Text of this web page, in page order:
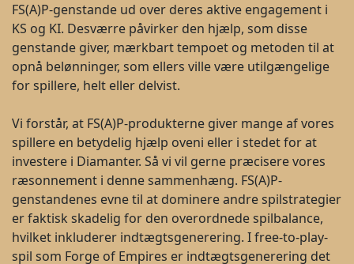
FS(A)P-genstande ud over deres aktive engagement i
KS og KI. Desværre påvirker den hjælp, som disse
genstande giver, mærkbart tempoet og metoden til at
opnå belønninger, som ellers ville være utilgængelige
for spillere, helt eller delvist.
Vi forstår, at FS(A)P-produkterne giver mange af vores
spillere en betydelig hjælp oveni eller i stedet for at
investere i Diamanter. Så vi vil gerne præcisere vores
ræsonnement i denne sammenhæng. FS(A)P-
genstandenes evne til at dominere andre spilstrategier
er faktisk skadelig for den overordnede spilbalance,
hvilket inkluderer indtægtsgenerering. I free-to-play-
spil som Forge of Empires er indtægtsgenerering det